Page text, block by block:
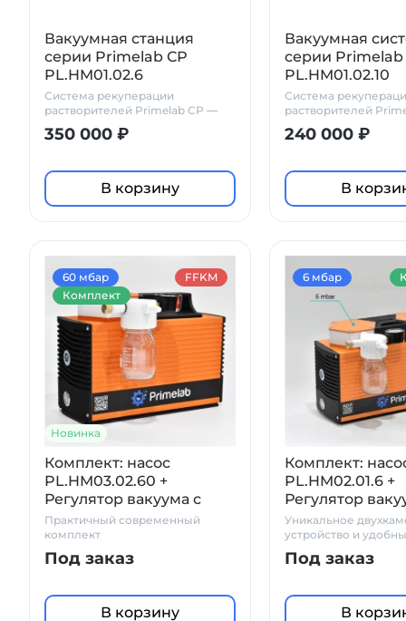
Вакуумная станция
серии Primelab СР
PL.HM01.02.6
Система рекуперации
растворителей Primelab СР —
для лабораторий
350 000 ₽
В корзину
Вакуумная
серии
PL.HM01.02.10
Система
растворителей
для лабораторий
240 000 ₽
В
Новинка
Комплект: насос
PL.HM03.02.60 +
Регулятор вакуума с
манометром и
сепаратором (ловушкой)
Практичный современный
комплект
Под заказ
В корзину
60 мбар
FFKM
Комплект
Комплект:
PL.HM02.01.6 +
Регулятор
стеклянный
ловушка, с
Уникальное
устройство и
Под заказ
В
6 мбар